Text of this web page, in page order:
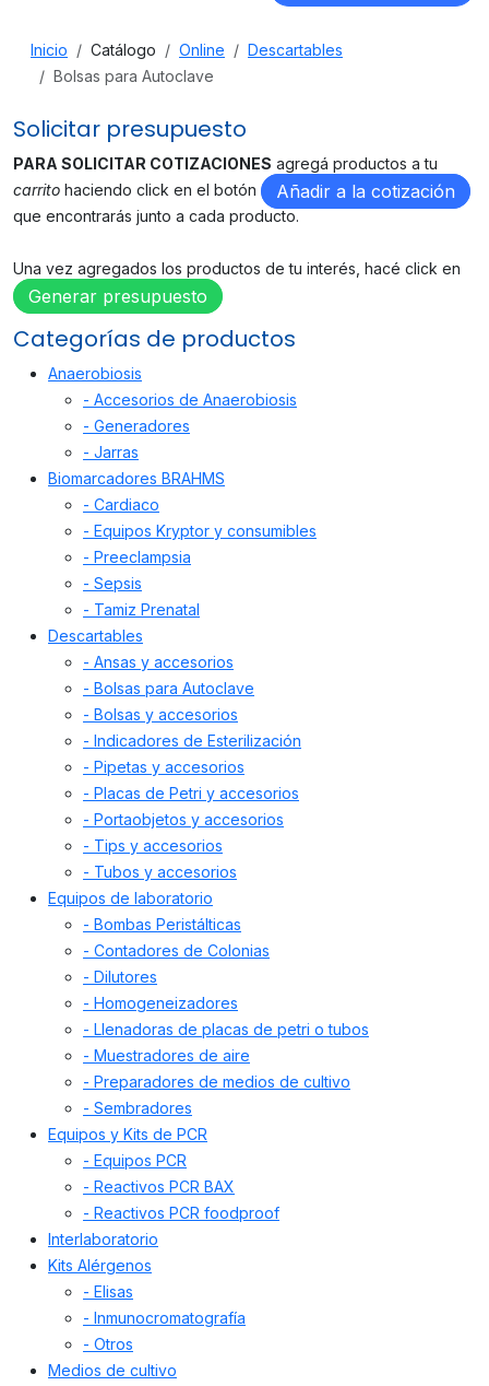
Inicio Catálogo Online
Descartables
Bolsas para Autoclave
Solicitar presupuesto
PARA SOLICITAR COTIZACIONES agregá productos a tu
carrito haciendo click en el botón Añadir a la cotización
que encontrarás junto a cada producto.
Una vez agregados los productos de tu interés, hacé click en
Generar presupuesto
Categorías de productos
Anaerobiosis
- Accesorios de Anaerobiosis
- Generadores
- Jarras
Biomarcadores BRAHMS
- Cardiaco
- Equipos Kryptor y consumibles
- Preeclampsia
- Sepsis
- Tamiz Prenatal
Descartables
- Ansas y accesorios
- Bolsas para Autoclave
- Bolsas y accesorios
- Indicadores de Esterilización
- Pipetas y accesorios
- Placas de Petri y accesorios
- Portaobjetos y accesorios
- Tips y accesorios
- Tubos y accesorios
Equipos de laboratorio
- Bombas Peristálticas
- Contadores de Colonias
- Dilutores
- Homogeneizadores
- Llenadoras de placas de petri o tubos
- Muestradores de aire
- Preparadores de medios de cultivo
- Sembradores
Equipos y Kits de PCR
- Equipos PCR
- Reactivos PCR BAX
- Reactivos PCR foodproof
Interlaboratorio
Kits Alérgenos
- Elisas
- Inmunocromatografía
- Otros
Medios de cultivo